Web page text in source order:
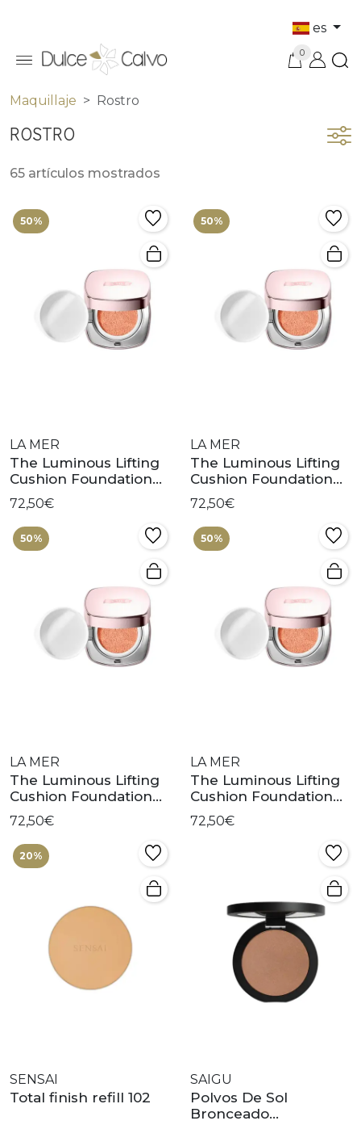
es
0
Maquillaje Rostro
ROSTRO
65 artículos mostrados
50%
LA MER
The Luminous Lifting
Cushion Foundation
Spf20 Rosy Ivory 11
72,50€
50%
LA MER
The Luminous Lifting
Cushion Foundation
Spf20 Warm Porcelain
03
72,50€
50%
LA MER
The Luminous Lifting
Cushion Foundation
Spf20 Pink Porcelain 01
72,50€
50%
LA MER
The Luminous Lifting
Cushion Foundation
Spf20 Neutral Ivory 12
72,50€
20%
SENSAI
Total finish refill 102
SAIGU
Polvos De Sol
Bronceado